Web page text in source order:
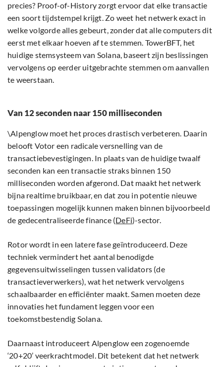
precies? Proof-of-History zorgt ervoor dat elke transactie
een soort tijdstempel krijgt. Zo weet het netwerk exact in
welke volgorde alles gebeurt, zonder dat alle computers dit
eerst met elkaar hoeven af te stemmen. TowerBFT, het
huidige stemsysteem van Solana, baseert zijn beslissingen
vervolgens op eerder uitgebrachte stemmen om aanvallen
te weerstaan.
Van 12 seconden naar 150 milliseconden
\Alpenglow moet het proces drastisch verbeteren. Daarin
belooft Votor een radicale versnelling van de
transactiebevestigingen. In plaats van de huidige twaalf
seconden kan een transactie straks binnen 150
milliseconden worden afgerond. Dat maakt het netwerk
bijna realtime bruikbaar, en dat zou in potentie nieuwe
toepassingen mogelijk kunnen maken binnen bijvoorbeeld
de gedecentraliseerde finance (DeFi)-sector.
Rotor wordt in een latere fase geïntroduceerd. Deze
techniek vermindert het aantal benodigde
gegevensuitwisselingen tussen validators (de
transactieverwerkers), wat het netwerk vervolgens
schaalbaarder en efficiënter maakt. Samen moeten deze
innovaties het fundament leggen voor een
toekomstbestendig Solana.
Daarnaast introduceert Alpenglow een zogenoemde
‘20+20’ veerkrachtmodel. Dit betekent dat het netwerk